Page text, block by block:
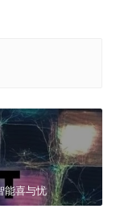
能喜与忧